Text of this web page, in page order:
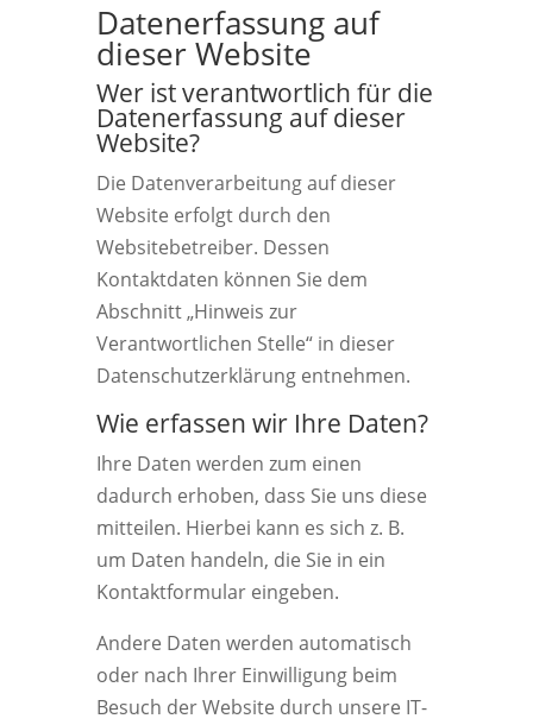
Datenerfassung auf
dieser Website
Wer ist verantwortlich für die
Datenerfassung auf dieser
Website?
Die Datenverarbeitung auf dieser
Website erfolgt durch den
Websitebetreiber. Dessen
Kontaktdaten können Sie dem
Abschnitt „Hinweis zur
Verantwortlichen Stelle“ in dieser
Datenschutzerklärung entnehmen.
Wie erfassen wir Ihre Daten?
Ihre Daten werden zum einen
dadurch erhoben, dass Sie uns diese
mitteilen. Hierbei kann es sich z. B.
um Daten handeln, die Sie in ein
Kontaktformular eingeben.
Andere Daten werden automatisch
oder nach Ihrer Einwilligung beim
Besuch der Website durch unsere IT-